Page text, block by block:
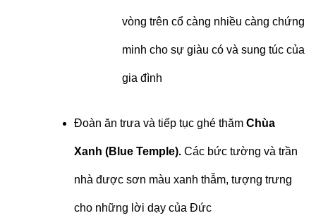
vòng trên cổ càng nhiều càng chứng
minh cho sự giàu có và sung túc của
gia đình
Đoàn ăn trưa và tiếp tục ghé thăm Chùa
Xanh (Blue Temple).Các bức tường và trần
nhà được sơn màu xanh thẫm, tượng trưng
cho những lời dạy của Đức